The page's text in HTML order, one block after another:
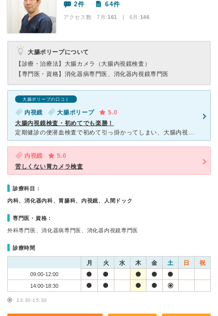
2件 64件
アクセス数 7月:161 | 6月:146
大腸ポリープについて
【診療・治療法】 大腸カメラ（大腸内視鏡検査）
【専門医・資格】 消化器病専門医、消化器内視鏡専門医
大腸ポリープの口コミ
内視鏡 大腸ポリープ
5.0
大腸内視鏡検査・初めてでも楽勝！
定期健診の便潜血検査で初めて引っ掛かってしまい、大腸内視鏡検査を勧められました。 大腸検査は下剤を飲んだり長い管を入れたりと壮絶なイメージしかなかったので、ググりまくって、詳しい説明のあったこちらを
内視鏡
5.0
苦しくない胃カメラ検査
診療科目：
内科、消化器内科、胃腸科、内視鏡、人間ドック
専門医・資格：
外科専門医、消化器病専門医、消化器内視鏡専門医
診療時間
月 火 水 木 金 土 日 祝
09:00-12:00
14:00-18:30
13:30-15:30